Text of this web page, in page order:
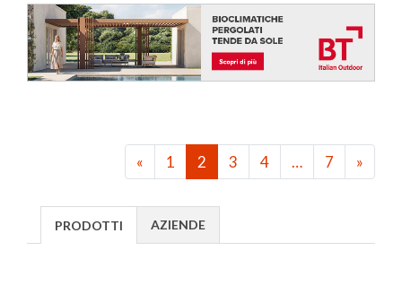
« 1 2 3 4 … 7 »
PRODOTTI AZIENDE